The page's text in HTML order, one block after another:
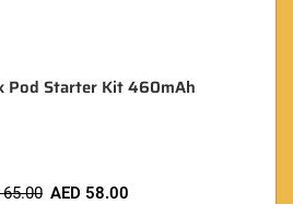
Pod Starter Kit 460mAh
65.00 AED 58.00